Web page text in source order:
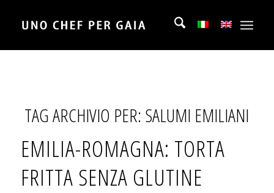
TAG ARCHIVIO PER:SALUMI EMILIANI
EMILIA-ROMAGNA: TORTA
FRITTA SENZA GLUTINE